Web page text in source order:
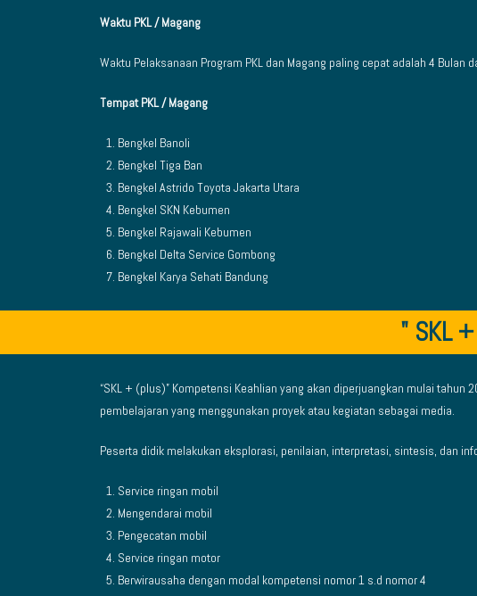
Waktu PKL / Magang
Waktu Pelaksanaan Program PKL dan Magang paling cepat adalah 4 Bulan
Tempat PKL / Magang
Bengkel Banoli
Bengkel Tiga Ban
Bengkel Astrido Toyota Jakarta Utara
Bengkel SKN Kebumen
Bengkel Rajawali Kebumen
Bengkel Delta Service Gombong
Bengkel Karya Sehati Bandung
" SKL
“SKL + (plus)” Kompetensi Keahlian yang akan diperjuangkan mulai
pembelajaran yang menggunakan proyek atau kegiatan sebagai media.
Peserta didik melakukan eksplorasi, penilaian, interpretasi, sintesis, dan
Service ringan mobil
Mengendarai mobil
Pengecatan mobil
Service ringan motor
Berwirausaha dengan modal kompetensi nomor 1 s.d nomor 4